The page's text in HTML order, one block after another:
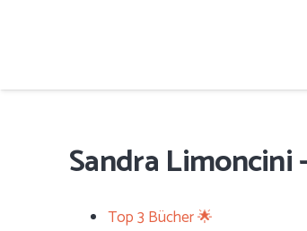
Sandra Limoncini
Top 3 Bücher 🌟